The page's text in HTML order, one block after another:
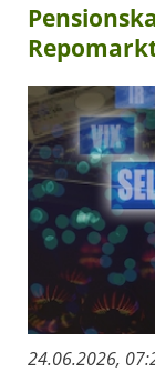
24.06.2026,